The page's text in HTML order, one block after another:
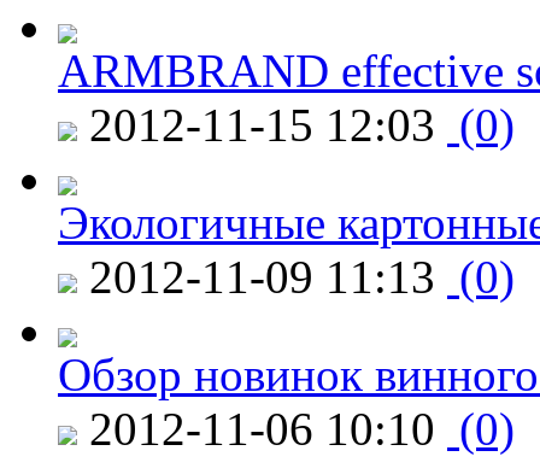
ARMBRAND effective
2012-11-15 12:03 (0)
Экологичные
2012-11-09 11:13 (0)
Обзор новинок
2012-11-06 10:10 (0)